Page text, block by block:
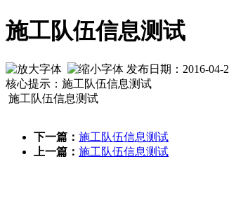
施工队伍信息测试
发布日期：2016-04-
核心提示：施工队伍信息测试
施工队伍信息测试
下一篇： 施工队伍信息测试
上一篇： 施工队伍信息测试